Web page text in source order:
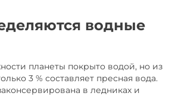
водные
планеты покрыто водой, но из
3 % составляет пресная вода.
в ледниках и